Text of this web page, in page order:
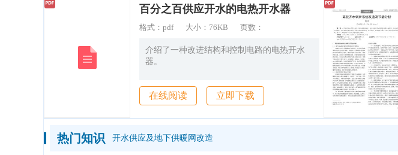
造价通 百分之百供应开水的电热开水器
格式： pdf 大小： 76KB 页数：
介绍了一种改进结构和控制电路的电热开水
器。
在线阅读 立即下载
热门知识 开水供应及地下供暖网改造